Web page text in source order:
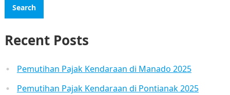
Recent Posts
Pemutihan Pajak Kendaraan di Manado 2025
Pemutihan Pajak Kendaraan di Pontianak 2025